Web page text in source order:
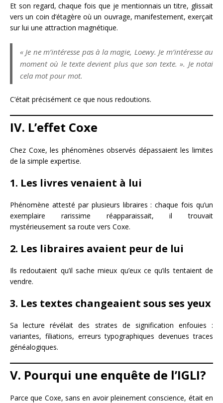
Et son regard, chaque fois que je mentionnais un titre, glissait
vers un coin d’étagère où un ouvrage, manifestement, exerçait
sur lui une attraction magnétique.
« Je ne m’intéresse pas à la magie, Loewy. Je m’intéresse au
moment où le texte devient plus que son texte. ». Je notai
cela mot pour mot.
C’était précisément ce que nous redoutions.
IV. L’effet Coxe
Chez Coxe, les phénomènes observés dépassaient les limites
de la simple expertise.
1. Les livres venaient à lui
Phénomène attesté par plusieurs libraires : chaque fois qu’un
exemplaire rarissime réapparaissait, il trouvait
mystérieusement sa route vers Coxe.
2. Les libraires avaient peur de lui
Ils redoutaient qu’il sache mieux qu’eux ce qu’ils tentaient de
vendre.
3. Les textes changeaient sous ses yeux
Sa lecture révélait des strates de signification enfouies :
variantes, filiations, erreurs typographiques devenues traces
généalogiques.
V. Pourqui une enquête de l’IGLI?
Parce que Coxe, sans en avoir pleinement conscience, était en